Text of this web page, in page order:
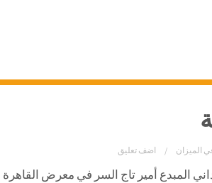
الميزان اضف تعليق
المبدع أمير تاج السر في معرض القاهرة